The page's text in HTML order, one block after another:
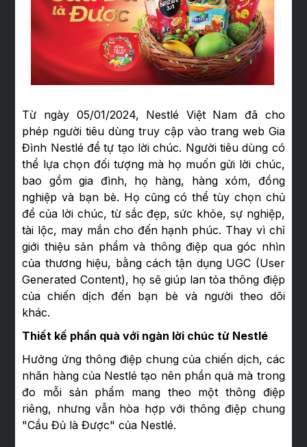
Từ ngày 05/01/2024, Nestlé Việt Nam đã cho
phép người tiêu dùng truy cập vào trang web Gia
Đình Nestlé để tự tạo lời chúc. Người tiêu dùng có
thể lựa chọn đối tượng mà họ muốn gửi lời chúc,
bao gồm gia đình, họ hàng, hàng xóm, đồng
nghiệp và bạn bè. Họ cũng có thể tùy chọn chủ
đề của lời chúc, từ sắc đẹp, sức khỏe, sự nghiệp,
tài lộc, may mắn cho đến hạnh phúc. Thay vì chỉ
giới thiệu sản phẩm và thông điệp qua góc nhìn
của thương hiệu, bằng cách tận dụng UGC (User
Generated Content), họ sẽ giúp lan tỏa thông điệp
của chiến dịch đến bạn bè và người theo dõi
khác.
Thiết kế phần quà với ngàn lời chúc từ Nestlé
Hưởng ứng thông điệp chung của chiến dịch, các
nhãn hàng của Nestlé tạo nên phần quà mà trong
đo mỗi sản phẩm mang theo một thông điệp
riêng, nhưng vẫn hòa hợp với thông điệp chung
"Cầu Đủ là Được" của Nestlé.